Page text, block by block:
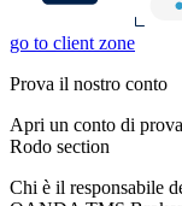
go to client zone
Prova il nostro conto
Apri un conto di
Rodo section
Chi è il responsabile